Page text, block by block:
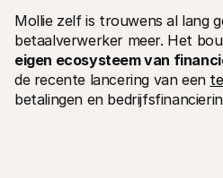
Mollie zelf is trouwens al lang
eigen ecosysteem van
de recente lancering van een
betalingen en